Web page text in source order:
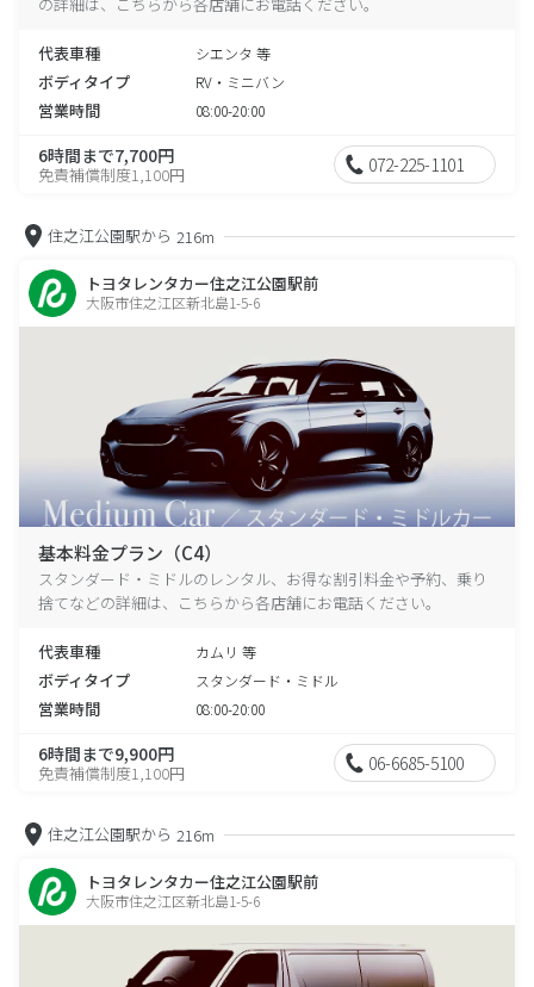
代表車種 シエンタ 等
ボディタイプ RV・ミニバン
営業時間 08:00-20:00
6時間まで7,700円
免責補償制度1,100円 072-225-1101
住之江公園駅から 216m
トヨタレンタカー住之江公園駅前
大阪市住之江区新北島1-5-6
基本料金プラン（C4）
スタンダード・ミドルのレンタル、お得な割引料金や予約、乗り
捨てなどの詳細は、こちらから各店舗にお電話ください。
代表車種 カムリ 等
ボディタイプ スタンダード・ミドル
営業時間 08:00-20:00
6時間まで9,900円
免責補償制度1,100円 06-6685-5100
住之江公園駅から 216m
トヨタレンタカー住之江公園駅前
大阪市住之江区新北島1-5-6